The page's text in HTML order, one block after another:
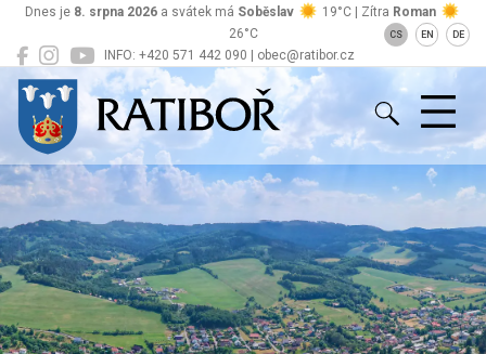
INFO: +420 571 442 090 | obec@ratibor.cz
Dnes je 8. srpna 2026 a svátek má Soběslav 19°C | Zítra Roman
26°C
CS EN DE
Ratiboř